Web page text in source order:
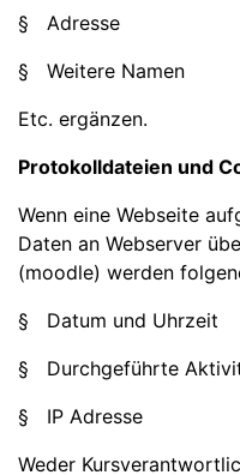
§ Adresse
§ Weitere Namen
Etc. ergänzen.
Protokolldateien und
Wenn eine Webseite
Daten an Webserver
(moodle) werden
§ Datum und Uhrzeit
§ Durchgeführte
§ IP Adresse
Weder